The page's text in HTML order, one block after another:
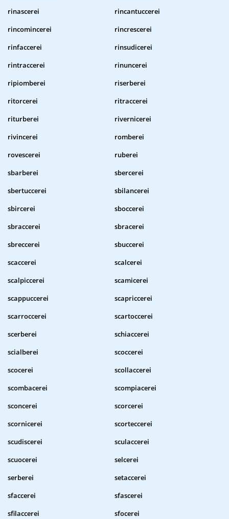
rinascerei
rincantuccerei
rincomincerei
rincrescerei
rinfaccerei
rinsudicerei
rintraccerei
rinuncerei
ripiomberei
riserberei
ritorcerei
ritraccerei
riturberei
rivernicerei
rivincerei
romberei
rovescerei
ruberei
sbarberei
sbercerei
sbertuccerei
sbilancerei
sbircerei
sboccerei
sbraccerei
sbracerei
sbreccerei
sbuccerei
scaccerei
scalcerei
scalpiccerei
scamicerei
scappuccerei
scapriccerei
scarroccerei
scartoccerei
scerberei
schiaccerei
scialberei
scoccerei
scocerei
scollaccerei
scombacerei
scompiacerei
sconcerei
scorcerei
scornicerei
scorteccerei
scudiscerei
sculaccerei
scuocerei
selcerei
serberei
setaccerei
sfaccerei
sfascerei
sfilaccerei
sfocerei